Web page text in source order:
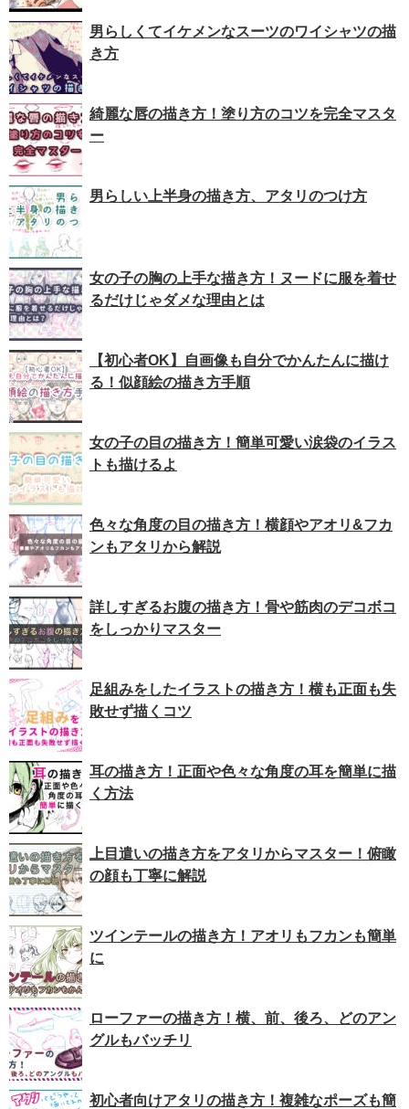
男らしくてイケメンなスーツのワイシャツの描
き方
綺麗な唇の描き方！塗り方のコツを完全マスタ
ー
男らしい上半身の描き方、アタリのつけ方
女の子の胸の上手な描き方！ヌードに服を着せ
るだけじゃダメな理由とは
【初心者OK】自画像も自分でかんたんに描け
る！似顔絵の描き方手順
女の子の目の描き方！簡単可愛い涙袋のイラス
トも描けるよ
色々な角度の目の描き方！横顔やアオリ&フカ
ンもアタリから解説
詳しすぎるお腹の描き方！骨や筋肉のデコボコ
をしっかりマスター
足組みをしたイラストの描き方！横も正面も失
敗せず描くコツ
耳の描き方！正面や色々な角度の耳を簡単に描
く方法
上目遣いの描き方をアタリからマスター！俯瞰
の顔も丁寧に解説
ツインテールの描き方！アオリもフカンも簡単
に
ローファーの描き方！横、前、後ろ、どのアン
グルもバッチリ
初心者向けアタリの描き方！複雑なポーズも簡